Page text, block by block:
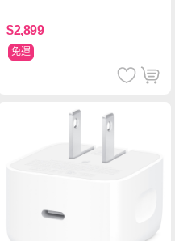
$2,899
免運